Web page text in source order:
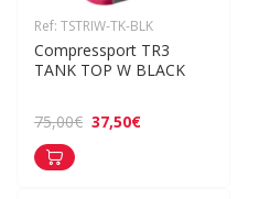
Ref: TSTRIW-TK-BLK
Compressport TR3
TANK TOP W BLACK
75,00€ 37,50€